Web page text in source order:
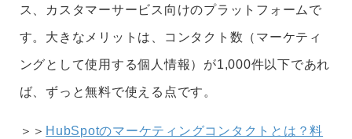
ス、カスタマーサービス向けのプラットフォームで
す。大きなメリットは、コンタクト数（マーケティ
ングとして使用する個人情報）が1,000件以下であれ
ば、ずっと無料で使える点です。
＞＞ HubSpotのマーケティングコンタクトとは？料